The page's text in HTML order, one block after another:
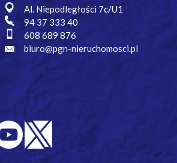
Al. Niepodległości 7c/U1
94 37 333 40
608 689 876
biuro@pgn-nieruchomosci.pl